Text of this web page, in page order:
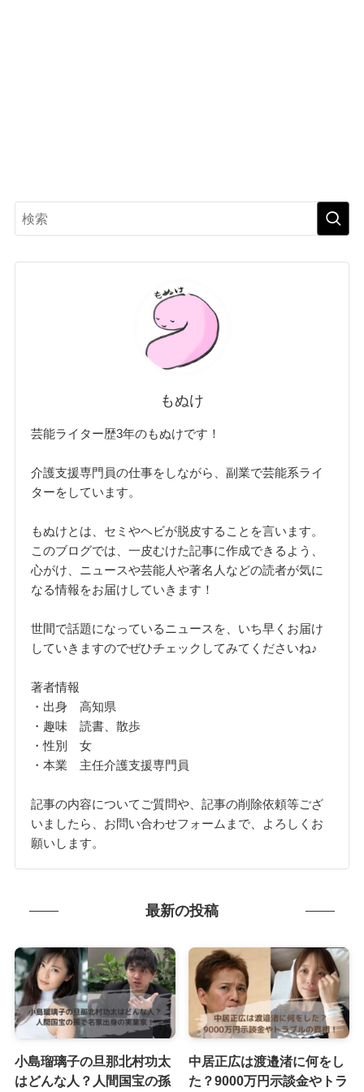
もぬけ
芸能ライター歴3年のもぬけです！
介護支援専門員の仕事をしながら、副業で芸能系ライ
ターをしています。
もぬけとは、セミやヘビが脱皮することを言います。
このブログでは、一皮むけた記事に作成できるよう、
心がけ、ニュースや芸能人や著名人などの読者が気に
なる情報をお届けしていきます！
世間で話題になっているニュースを、いち早くお届け
していきますのでぜひチェックしてみてくださいね♪
著者情報
・出身 高知県
・趣味 読書、散歩
・性別 女
・本業 主任介護支援専門員
記事の内容についてご質問や、記事の削除依頼等ござ
いましたら、お問い合わせフォームまで、よろしくお
願いします。
最新の投稿
小島瑠璃子の旦那北村功太
はどんな人？人間国宝の孫
中居正広は渡邉渚に何をし
た？9000万円示談金やトラ